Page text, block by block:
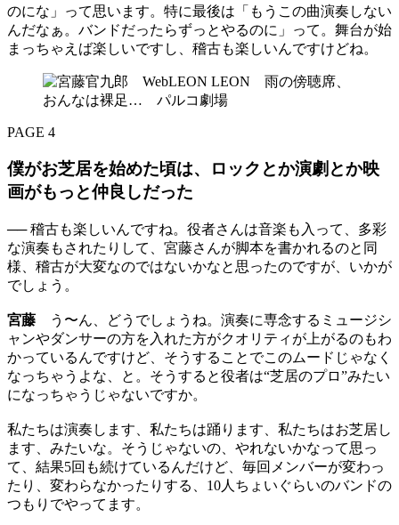
のにな」って思います。特に最後は「もうこの曲演奏しない
んだなぁ。バンドだったらずっとやるのに」って。舞台が始
まっちゃえば楽しいですし、稽古も楽しいんですけどね。
PAGE 4
僕がお芝居を始めた頃は、ロックとか演劇とか映
画がもっと仲良しだった
── 稽古も楽しいんですね。役者さんは音楽も入って、多彩
な演奏もされたりして、宮藤さんが脚本を書かれるのと同
様、稽古が大変なのではないかなと思ったのですが、いかが
でしょう。
宮藤 う〜ん、どうでしょうね。演奏に専念するミュージシ
ャンやダンサーの方を入れた方がクオリティが上がるのもわ
かっているんですけど、そうすることでこのムードじゃなく
なっちゃうよな、と。そうすると役者は“芝居のプロ”みたい
になっちゃうじゃないですか。
私たちは演奏します、私たちは踊ります、私たちはお芝居し
ます、みたいな。そうじゃないの、やれないかなって思っ
て、結果5回も続けているんだけど、毎回メンバーが変わっ
たり、変わらなかったりする、10人ちょいぐらいのバンドの
つもりでやってます。